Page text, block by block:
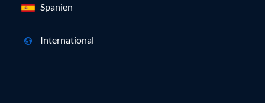
Spanien
International